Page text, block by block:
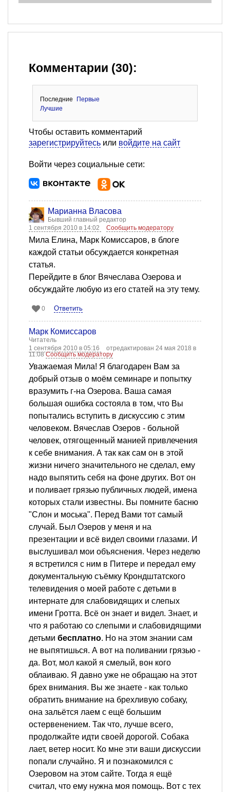
Комментарии (30):
Последние
Первые
Лучшие
Чтобы оставить комментарий
зарегистрируйтесь или войдите на сайт
Войти через социальные сети:
Марианна Власова
Бывший главный редактор
1 сентября 2010 в 14:02
Сообщить модератору
Мила Елина, Марк Комиссаров, в блоге
каждой статьи обсуждается конкретная
статья.
Перейдите в блог Вячеслава Озерова и
обсуждайте любую из его статей на эту тему.
0 Ответить
Марк Комиссаров
Читатель
1 сентября 2010 в 05:16
отредактирован 24 мая 2018 в
11:08Сообщить модератору
Уважаемая Мила! Я благодарен Вам за
добрый отзыв о моём семинаре и попытку
вразумить г-на Озерова. Ваша самая
большая ошибка состояла в том, что Вы
попытались вступить в дискуссию с этим
человеком. Вячеслав Озеров - больной
человек, отягощенный манией привлечения
к себе внимания. А так как сам он в этой
жизни ничего значительного не сделал, ему
надо выпятить себя на фоне других. Вот он
и поливает грязью публичных людей, имена
которых стали известны. Вы помните басню
"Слон и моська". Перед Вами тот самый
случай. Был Озеров у меня и на
презентации и всё видел своими глазами. И
выслушивал мои объяснения. Через неделю
я встретился с ним в Питере и передал ему
документальную съёмку Крондштатского
телевидения о моей работе с детьми в
интернате для слабовидящих и слепых
имени Гротта. Всё он знает и видел. Знает, и
что я работаю со слепыми и слабовидящими
детьми бесплатно. Но на этом знании сам
не выпятишься. А вот на поливании грязью -
да. Вот, мол какой я смелый, вон кого
облаиваю. Я давно уже не обращаю на этот
брех внимания. Вы же знаете - как только
обратить внимание на брехливую собаку,
она зальётся лаем с ещё большим
остервенением. Так что, лучше всего,
продолжайте идти своей дорогой. Собака
лает, ветер носит. Ко мне эти ваши дискуссии
попали случайно. Я и познакомился с
Озеровом на этом сайте. Тогда я ещё
считал, что ему нужна моя помощь. Вот с тех